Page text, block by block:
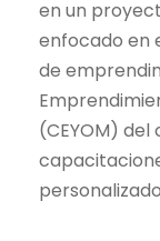
en un
enfocado en
de
(CEYOM)